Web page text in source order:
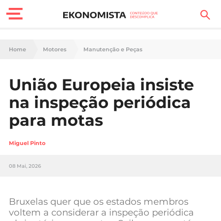
Finanças Pessoais
Carreira
Casa
Lifestyle
Sociedade
Negócios
Home Motores Manutenção e Peças
União Europeia insiste
na inspeção periódica
para motas
Miguel Pinto
08 Mai, 2026
Bruxelas quer que os estados membros
voltem a considerar a inspeção periódica